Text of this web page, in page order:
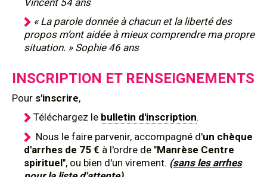
Vincent 54 ans
« La parole donnée à chacun et la liberté des
propos m’ont aidée à mieux comprendre ma propre
situation. » Sophie 46 ans
INSCRIPTION ET RENSEIGNEMENTS
Pour s'inscrire,
Téléchargez le bulletin d'inscription.
Nous le faire parvenir, accompagné d'un chèque
d'arrhes de 75 € à l'ordre de "Manrèse Centre
spirituel", ou bien d'un virement. (sans les arrhes